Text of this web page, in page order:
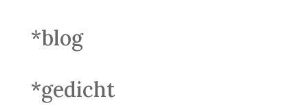
*blog
*gedicht